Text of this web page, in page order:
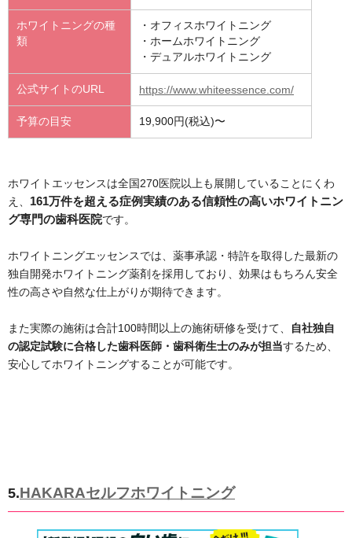
ホワイトニングの種
類
・オフィスホワイトニング
・ホームホワイトニング
・デュアルホワイトニング
公式サイトのURL https://www.whiteessence.com/
予算の目安 19,900円(税込)〜
ホワイトエッセンスは全国270医院以上も展開していることにくわ
え、 161万件を超える症例実績のある信頼性の高いホワイトニン
グ専門の歯科医院です。
ホワイトニングエッセンスでは、薬事承認・特許を取得した最新の
独自開発ホワイトニング薬剤を採用しており、効果はもちろん安全
性の高さや自然な仕上がりが期待できます。
また実際の施術は合計100時間以上の施術研修を受けて、
自社独自
の認定試験に合格した歯科医師・歯科衛生士のみが担当するため、
安心してホワイトニングすることが可能です。
5.HAKARAセルフホワイトニング